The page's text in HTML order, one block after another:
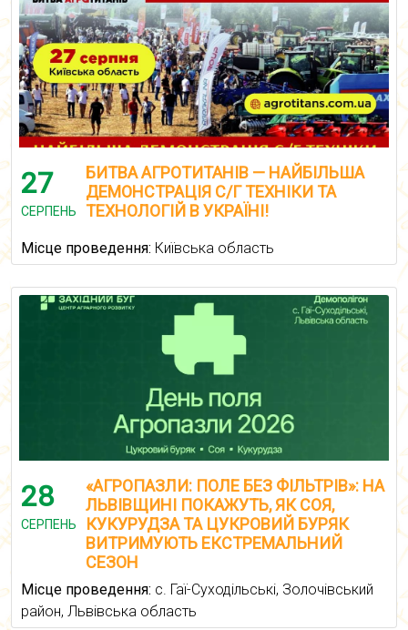
27
СЕРПЕНЬ
БИТВА АГРОТИТАНІВ — НАЙБІЛЬША
ДЕМОНСТРАЦІЯ С/Г ТЕХНІКИ ТА
ТЕХНОЛОГІЙ В УКРАЇНІ!
Місце проведення: Київська область
28
СЕРПЕНЬ
«АГРОПАЗЛИ: ПОЛЕ БЕЗ ФІЛЬТРІВ»: НА
ЛЬВІВЩИНІ ПОКАЖУТЬ, ЯК СОЯ,
КУКУРУДЗА ТА ЦУКРОВИЙ БУРЯК
ВИТРИМУЮТЬ ЕКСТРЕМАЛЬНИЙ
СЕЗОН
Місце проведення: с. Гаї-Суходільські, Золочівський
район, Львівська область